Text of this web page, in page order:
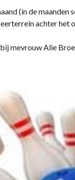
(in de
achter het
mevrouw Alie